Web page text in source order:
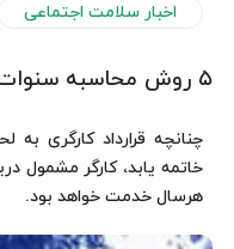
اخبار سلامت اجتماعی
۵ روش محاسبه‌ سنوات بازنشستگی کارگران
چنانچه قرارداد کارگری به
خاتمه یابد، کارگر مشمول
هرسال خدمت خواهد بود.